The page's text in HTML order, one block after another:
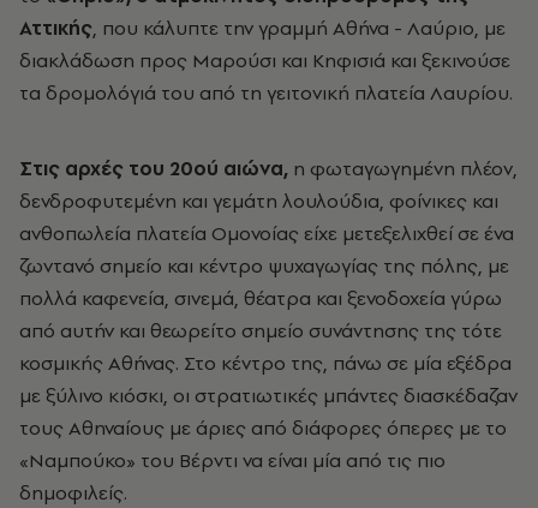
Αττικής, που κάλυπτε την γραμμή Αθήνα - Λαύριο, με
διακλάδωση προς Μαρούσι και Κηφισιά και ξεκινούσε
τα δρομολόγιά του από τη γειτονική πλατεία Λαυρίου.
Στις αρχές του 20ού αιώνα, η φωταγωγημένη πλέον,
δενδροφυτεμένη και γεμάτη λουλούδια, φοίνικες και
ανθοπωλεία πλατεία Ομονοίας είχε μετεξελιχθεί σε ένα
ζωντανό σημείο και κέντρο ψυχαγωγίας της πόλης, με
πολλά καφενεία, σινεμά, θέατρα και ξενοδοχεία γύρω
από αυτήν και θεωρείτο σημείο συνάντησης της τότε
κοσμικής Αθήνας. Στο κέντρο της, πάνω σε μία εξέδρα
με ξύλινο κιόσκι, οι στρατιωτικές μπάντες διασκέδαζαν
τους Αθηναίους με άριες από διάφορες όπερες με το
«Ναμπούκο» του Βέρντι να είναι μία από τις πιο
δημοφιλείς.